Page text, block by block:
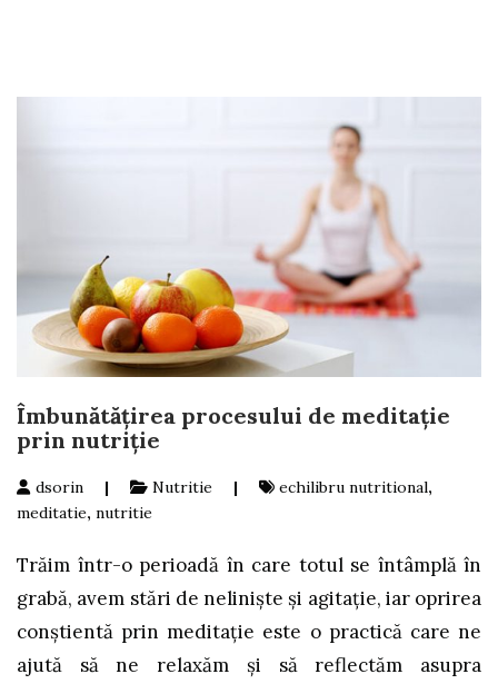
Îmbunătățirea procesului de meditație
prin nutriție
dsorin | Nutritie | echilibru nutritional,
meditatie, nutritie
Trăim într-o perioadă în care totul se întâmplă în
grabă, avem stări de neliniște și agitație, iar oprirea
conștientă prin meditație este o practică care ne
ajută să ne relaxăm și să reflectăm asupra